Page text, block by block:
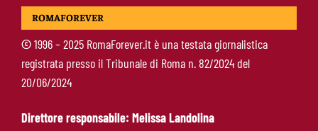
Pellegrini-Roma, rinnovo già impostato: ecco
ROMAFOREVER
©1996 – 2025 RomaForever.it è una testata giornalistica
registrata presso il Tribunale di Roma n. 82/2024 del
20/06/2024
Direttore responsabile: Melissa Landolina